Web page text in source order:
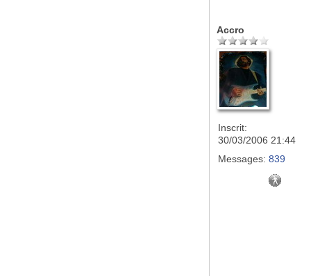
Accro
Inscrit:
30/03/2006 21:44
Messages: 839